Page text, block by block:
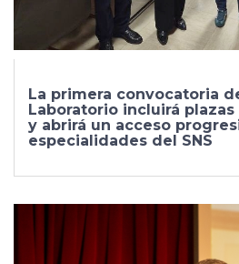
La primera convocatoria
Laboratorio incluirá
y abrirá un acceso
especialidades del SNS